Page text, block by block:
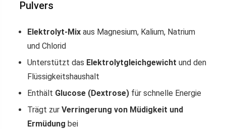
Pulvers
Elektrolyt-Mix aus Magnesium, Kalium, Natrium
und Chlorid
Unterstützt das Elektrolytgleichgewicht und den
Flüssigkeitshaushalt
Enthält Glucose (Dextrose) für schnelle Energie
Trägt zur Verringerung von Müdigkeit und
Ermüdung bei